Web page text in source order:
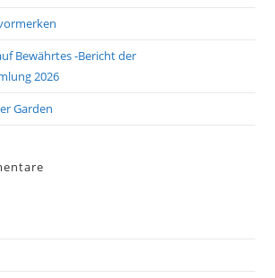
Bewährtes -Bericht der
2026
Garden